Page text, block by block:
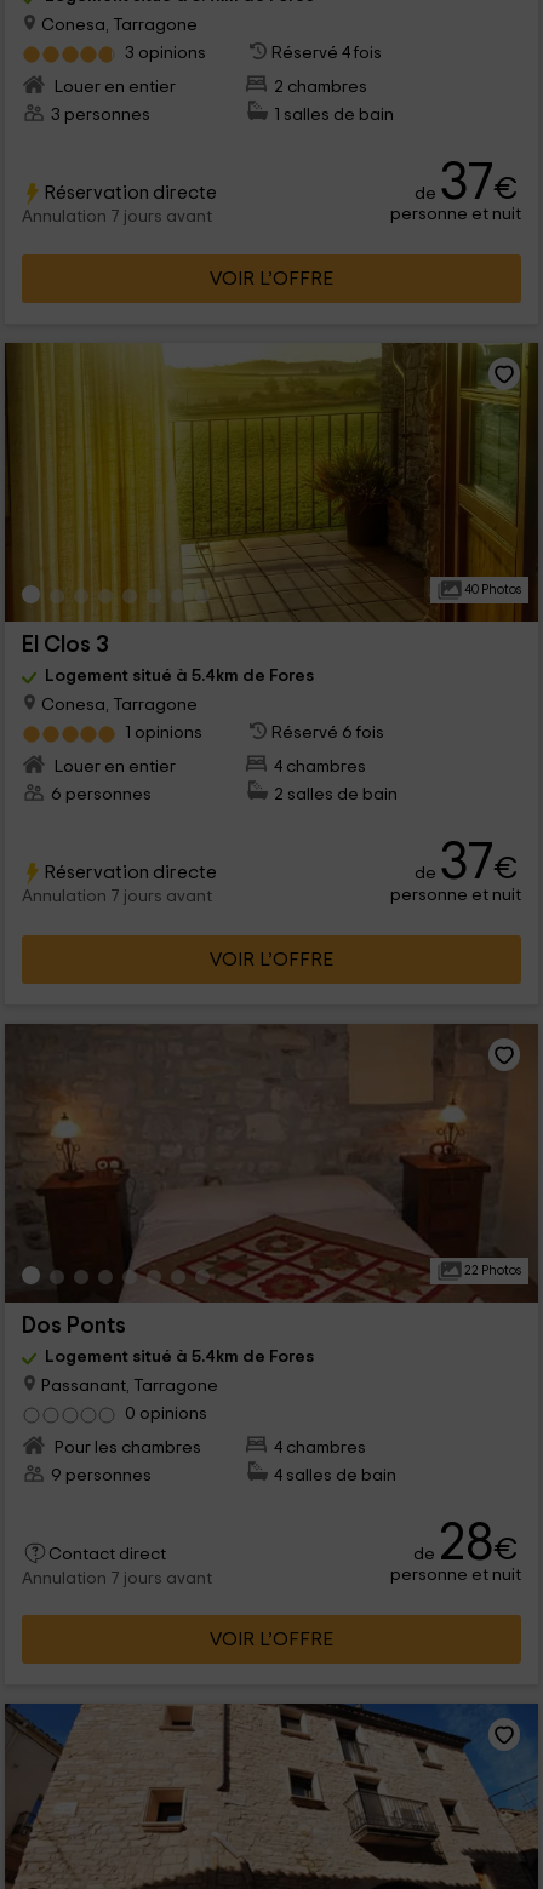
Conesa, Tarragone
3 opinions
Réservé 4 fois
Louer en entier
2 chambres
3 personnes
1 salles de bain
Réservation directe
Annulation 7 jours avant
de 37€
personne et nuit
VOIR L’OFFRE
40 Photos
El Clos 3
Logement situé à 5.4km de Fores
Conesa, Tarragone
1 opinions
Réservé 6 fois
Louer en entier
4 chambres
6 personnes
2 salles de bain
Réservation directe
Annulation 7 jours avant
de 37€
personne et nuit
VOIR L’OFFRE
22 Photos
Dos Ponts
Logement situé à 5.4km de Fores
Passanant, Tarragone
0 opinions
Pour les chambres
4 chambres
9 personnes
4 salles de bain
Contact direct
Annulation 7 jours avant
de 28€
personne et nuit
VOIR L’OFFRE